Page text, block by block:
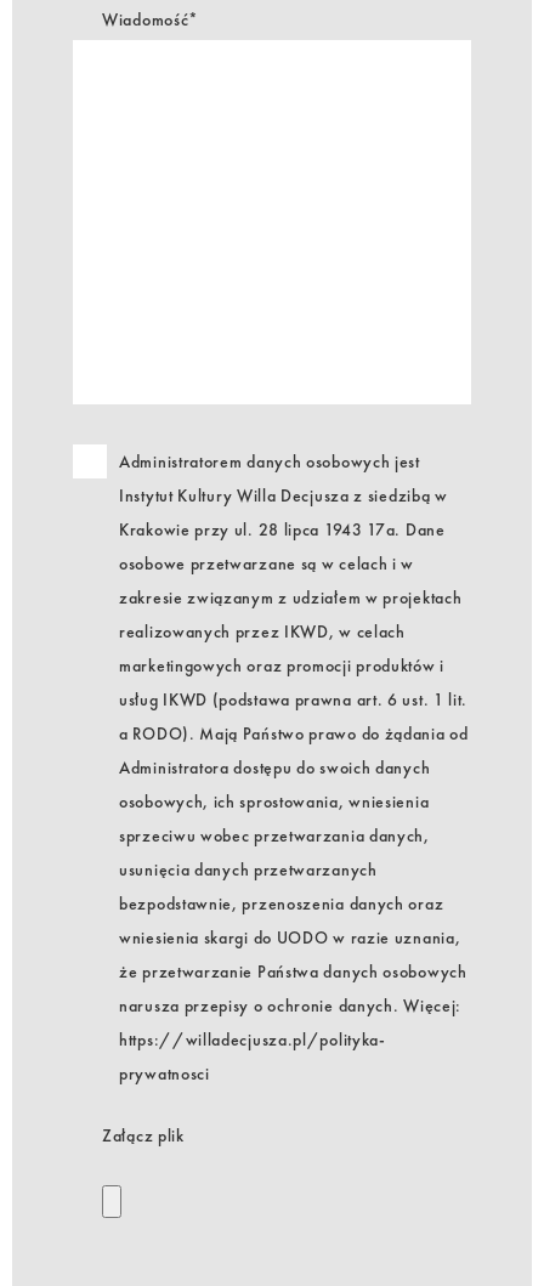
Wiadomość*
Administratorem danych osobowych jest
Instytut Kultury Willa Decjusza z siedzibą w
Krakowie przy ul. 28 lipca 1943 17a. Dane
osobowe przetwarzane są w celach i w
zakresie związanym z udziałem w projektach
realizowanych przez IKWD, w celach
marketingowych oraz promocji produktów i
usług IKWD (podstawa prawna art. 6 ust. 1 lit.
a RODO). Mają Państwo prawo do żądania od
Administratora dostępu do swoich danych
osobowych, ich sprostowania, wniesienia
sprzeciwu wobec przetwarzania danych,
usunięcia danych przetwarzanych
bezpodstawnie, przenoszenia danych oraz
wniesienia skargi do UODO w razie uznania,
że przetwarzanie Państwa danych osobowych
narusza przepisy o ochronie danych. Więcej:
https://willadecjusza.pl/polityka-
prywatnosci
Załącz plik